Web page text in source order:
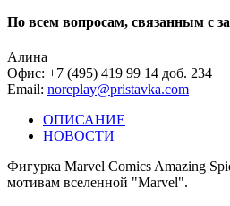
По всем вопросам, связанным с
Алина
Офис: +7 (495) 419 99 14 доб. 234
Email: noreplay@pristavka.com
ОПИСАНИЕ
НОВОСТИ
Фигурка Marvel Comics Amazing
мотивам вселенной "Marvel".